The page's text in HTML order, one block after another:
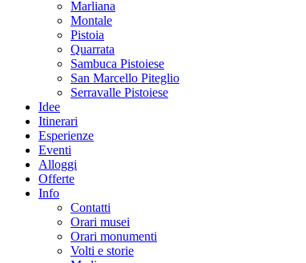
Marliana
Montale
Pistoia
Quarrata
Sambuca Pistoiese
San Marcello Piteglio
Serravalle Pistoiese
Idee
Itinerari
Esperienze
Eventi
Alloggi
Offerte
Info
Contatti
Orari musei
Orari monumenti
Volti e storie